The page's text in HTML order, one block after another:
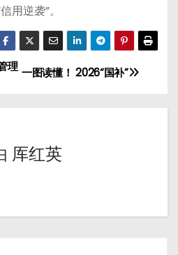
用逆袭”。
一图读懂！ 2026“国补”
理
厍红英